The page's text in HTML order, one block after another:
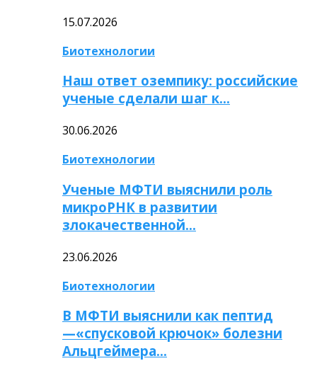
15.07.2026
Биотехнологии
Наш ответ оземпику: российские
ученые сделали шаг к…
30.06.2026
Биотехнологии
Ученые МФТИ выяснили роль
микроРНК в развитии
злокачественной…
23.06.2026
Биотехнологии
В МФТИ выяснили как пептид
—«спусковой крючок» болезни
Альцгеймера…